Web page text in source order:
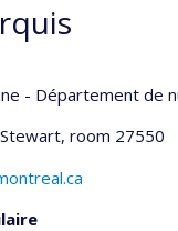
- Département de
, room 27550